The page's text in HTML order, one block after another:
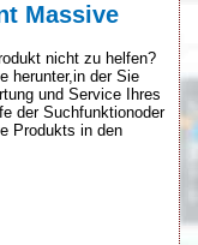
Massive
nicht zu helfen?
herunter,in der Sie
und Service Ihres
der Suchfunktionoder
Produkts in den